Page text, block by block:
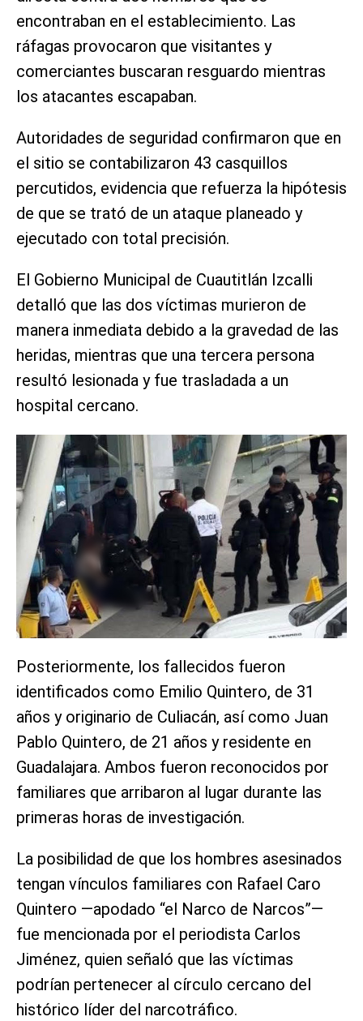
encontraban en el establecimiento. Las
ráfagas provocaron que visitantes y
comerciantes buscaran resguardo mientras
los atacantes escapaban.
Autoridades de seguridad confirmaron que en
el sitio se contabilizaron 43 casquillos
percutidos, evidencia que refuerza la hipótesis
de que se trató de un ataque planeado y
ejecutado con total precisión.
El Gobierno Municipal de Cuautitlán Izcalli
detalló que las dos víctimas murieron de
manera inmediata debido a la gravedad de las
heridas, mientras que una tercera persona
resultó lesionada y fue trasladada a un
hospital cercano.
Posteriormente, los fallecidos fueron
identificados como Emilio Quintero, de 31
años y originario de Culiacán, así como Juan
Pablo Quintero, de 21 años y residente en
Guadalajara. Ambos fueron reconocidos por
familiares que arribaron al lugar durante las
primeras horas de investigación.
La posibilidad de que los hombres asesinados
tengan vínculos familiares con Rafael Caro
Quintero —apodado “el Narco de Narcos”—
fue mencionada por el periodista Carlos
Jiménez, quien señaló que las víctimas
podrían pertenecer al círculo cercano del
histórico líder del narcotráfico.